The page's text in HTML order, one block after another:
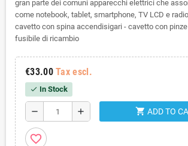
gran parte dei comuni apparecchi elettrici che
come notebook, tablet, smartphone, TV LCD e
cavetto con spina accendisigari - cavetto con
fusibile di ricambio
€33.00 Tax escl.
check In Stock
remove add shopping_cart ADD TO
favorite_border